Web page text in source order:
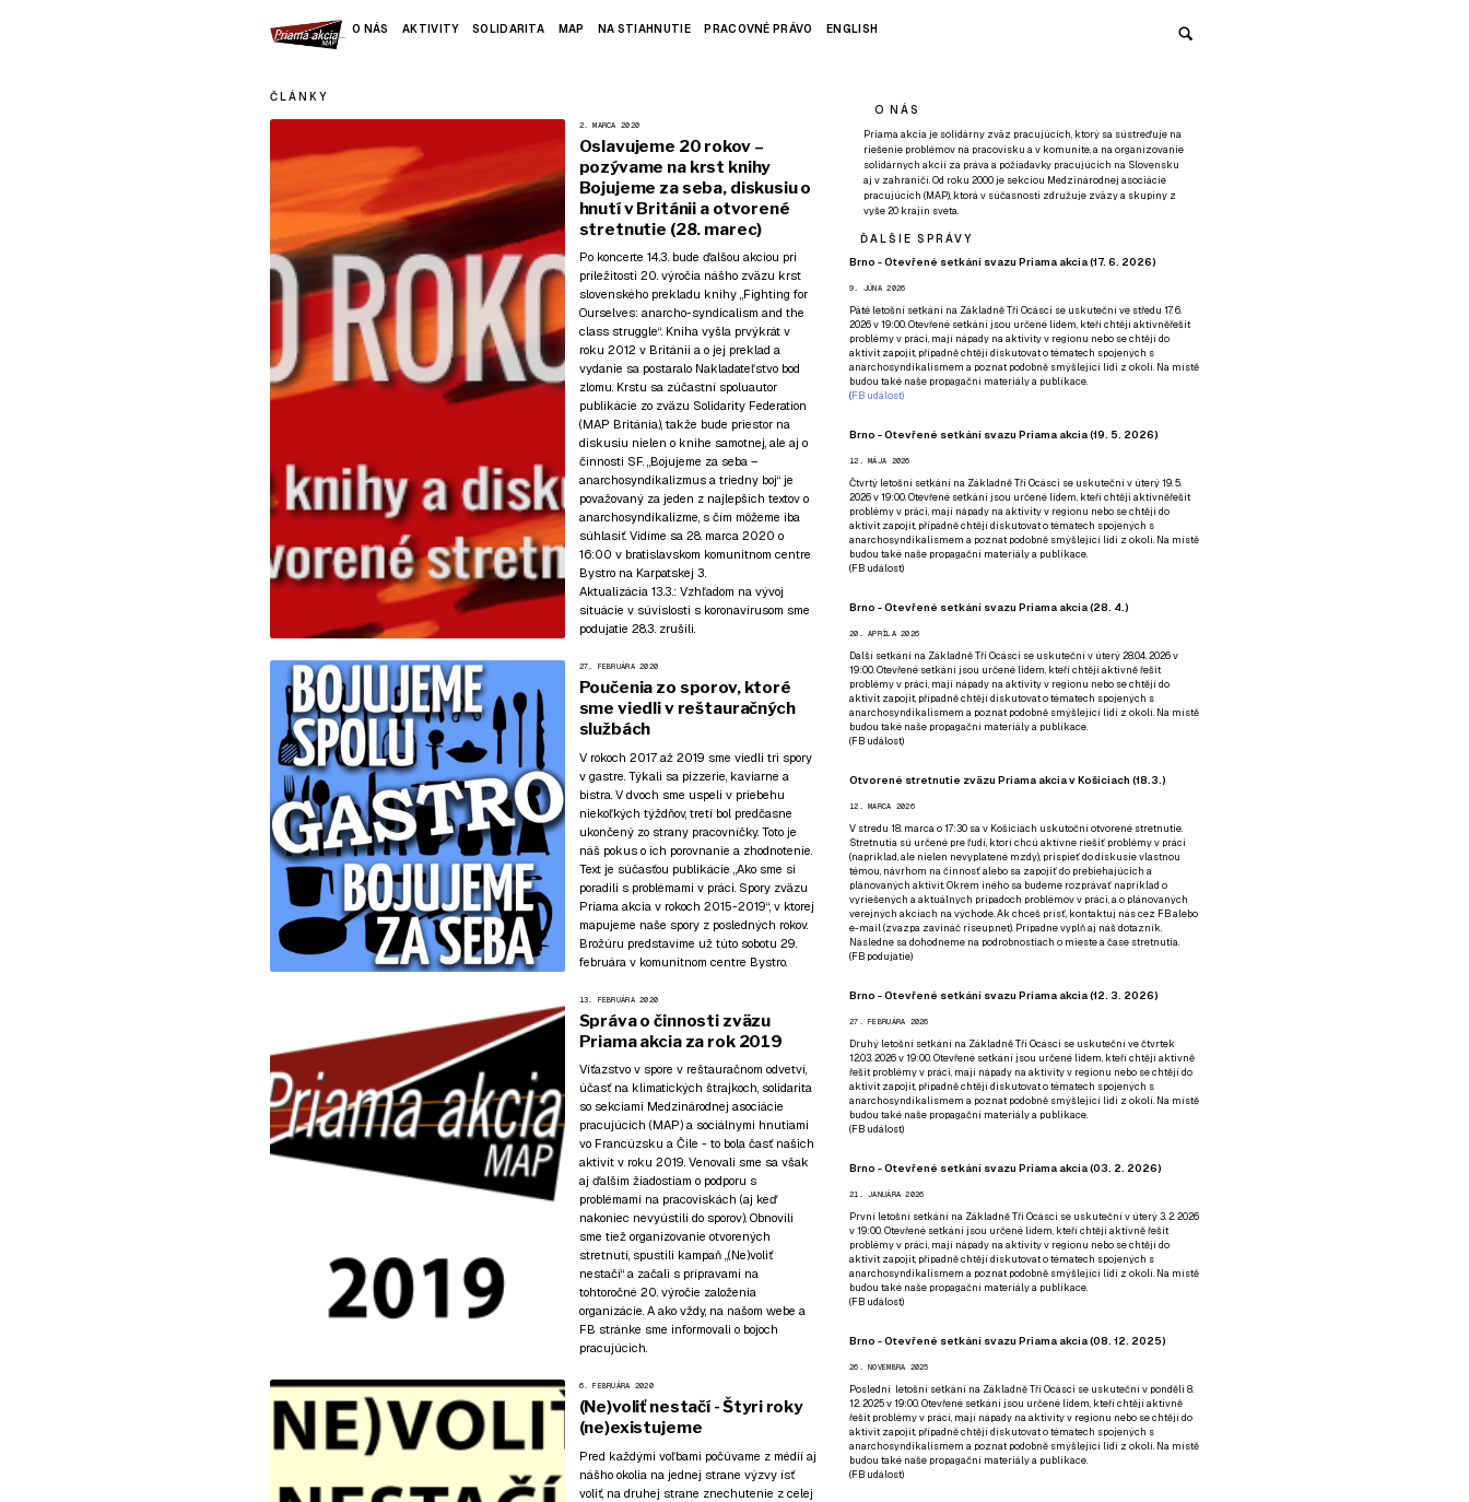
O NÁS AKTIVITY SOLIDARITA MAP NA STIAHNUTIE PRACOVNÉ PRÁVO ENGLISH
ČLÁNKY
2. MARCA 2020
Oslavujeme 20 rokov –
pozývame na krst knihy
Bojujeme za seba, diskusiu o
hnutí v Británii a otvorené
stretnutie (28. marec)
Po koncerte 14.3.bude ďalšou akciou pri
príležitosti 20. výročia nášho zväzu krst
slovenského prekladu knihy „Fighting for
Ourselves: anarcho-syndicalism and the
class struggle“. Kniha vyšla prvýkrát v
roku 2012 v Británii a o jej preklad a
vydanie sa postaralo Nakladateľstvo bod
zlomu. Krstu sa zúčastní spoluautor
publikácie zo zväzu Solidarity Federation
(MAP Británia), takže bude priestor na
diskusiu nielen o knihe samotnej, ale aj o
činnosti SF. „Bojujeme za seba –
anarchosyndikalizmus a triedny boj“ je
považovaný za jeden z najlepších textov o
anarchosyndikalizme, s čím môžeme iba
súhlasiť. Vidíme sa 28. marca 2020 o
16:00 v bratislavskom komunitnom centre
Bystrona Karpatskej 3.
Aktualizácia 13.3.: Vzhľadom na vývoj
situácie v súvislosti s koronavírusom sme
podujatie 28.3. zrušili.
27. FEBRUÁRA 2020
Poučenia zo sporov, ktoré
sme viedli v reštauračných
službách
V rokoch 2017 až 2019 sme viedli tri spory
v gastre. Týkali sa pizzerie, kaviarne a
bistra. V dvoch sme uspeli v priebehu
niekoľkých týždňov, tretí bol predčasne
ukončený zo strany pracovníčky. Toto je
náš pokus o ich porovnanie a zhodnotenie.
Text je súčasťou publikácie „Ako sme si
poradili s problémami v práci. Spory zväzu
Priama akcia v rokoch 2015-2019“, v ktorej
mapujeme naše spory z posledných rokov.
Brožúru predstavíme už túto sobotu 29.
februára v komunitnom centre Bystro.
13. FEBRUÁRA 2020
Správa o činnosti zväzu
Priama akcia za rok 2019
Víťazstvo v spore v reštauračnom odvetví,
účasť na klimatických štrajkoch, solidarita
so sekciami Medzinárodnej asociácie
pracujúcich (MAP) a sociálnymi hnutiami
vo Francúzsku a Čile - to bola časť našich
aktivít v roku 2019. Venovali sme sa však
aj ďalším žiadostiam o podporu s
problémami na pracoviskách (aj keď
nakoniec nevyústili do sporov). Obnovili
sme tiež organizovanie otvorených
stretnutí, spustili kampaň „(Ne)voliť
nestačí“ a začali s prípravami na
tohtoročné 20. výročie založenia
organizácie. A ako vždy, na našom webe a
FB stránke sme informovali o bojoch
pracujúcich.
6. FEBRUÁRA 2020
(Ne)voliť nestačí - Štyri roky
(ne)existujeme
Pred každými voľbami počúvame z médií aj
nášho okolia na jednej strane výzvy ísť
voliť, na druhej strane znechutenie z celej
O NÁS
Priama akcia je solidárny zväz pracujúcich, ktorý sa sústreďuje na
riešenie problémov na pracovisku a v komunite, a na organizovanie
solidárnych akcií za práva a požiadavky pracujúcich na Slovensku
aj v zahraničí. Od roku 2000 je sekciou Medzinárodnej asociácie
pracujúcich (MAP), ktorá v súčasnosti združuje zväzy a skupiny z
vyše 20 krajín sveta.
ĎALŠIE SPRÁVY
Brno - Otevřené setkání svazu Priama akcia (17. 6. 2026)
9. JÚNA 2026
Páté letošní setkání na Základně Tři Ocásci se uskuteční ve středu 17. 6.
2026 v 19:00. Otevřené setkání jsou určené lidem, kteří chtějí aktivněřešit
problémy v práci, mají nápady na aktivity v regionu nebo se chtějí do
aktivit zapojit, případně chtějí diskutovat o tématech spojených s
anarchosyndikalismem a poznat podobně smýšlející lidi z okolí. Na místě
budou také naše propagační materiály a publikace.
(FB událost)
Brno - Otevřené setkání svazu Priama akcia (19. 5. 2026)
12. MÁJA 2026
Čtvrtý letošní setkání na Základně Tři Ocásci se uskuteční v úterý 19. 5.
2026 v 19:00. Otevřené setkání jsou určené lidem, kteří chtějí aktivněřešit
problémy v práci, mají nápady na aktivity v regionu nebo se chtějí do
aktivit zapojit, případně chtějí diskutovat o tématech spojených s
anarchosyndikalismem a poznat podobně smýšlející lidi z okolí. Na místě
budou také naše propagační materiály a publikace.
(FB událost)
Brno - Otevřené setkání svazu Priama akcia (28. 4.)
20. APRÍLA 2026
Další setkání na Základně Tři Ocásci se uskuteční v úterý 28.04. 2026 v
19:00. Otevřené setkání jsou určené lidem, kteří chtějí aktivně řešit
problémy v práci, mají nápady na aktivity v regionu nebo se chtějí do
aktivit zapojit, případně chtějí diskutovat o tématech spojených s
anarchosyndikalismem a poznat podobně smýšlející lidi z okolí. Na místě
budou také naše propagační materiály a publikace.
(FB událost)
Otvorené stretnutie zväzu Priama akcia v Košiciach (18.3.)
12. MARCA 2026
V stredu 18. marca o 17:30 sa v Košiciach uskutoční otvorené stretnutie.
Stretnutia sú určené pre ľudí, ktorí chcú aktívne riešiť problémy v práci
(napríklad, ale nielen nevyplatené mzdy), prispieť do diskusie vlastnou
témou, návrhom na činnosť alebo sa zapojiť do prebiehajúcich a
plánovaných aktivít. Okrem iného sa budeme rozprávať napríklad o
vyriešených a aktuálnych prípadoch problémov v práci, a o plánovaných
verejných akciach na východe. Ak chceš prísť, kontaktuj nás cez FBalebo
e-mail (zvazpa zavináč riseup.net). Prípadnevyplň aj náš dotazník.
Následne sa dohodneme na podrobnostiach o mieste a čase stretnutia.
(FB podujatie)
Brno - Otevřené setkání svazu Priama akcia (12. 3. 2026)
27. FEBRUÁRA 2026
Druhý letošní setkání na Základně Tři Ocásci se uskuteční ve čtvrtek
12.03. 2026 v 19:00. Otevřené setkání jsou určené lidem, kteří chtějí aktivně
řešit problémy v práci, mají nápady na aktivity v regionu nebo se chtějí do
aktivit zapojit, případně chtějí diskutovat o tématech spojených s
anarchosyndikalismem a poznat podobně smýšlející lidi z okolí. Na místě
budou také naše propagační materiály a publikace.
(FB událost)
Brno - Otevřené setkání svazu Priama akcia (03. 2. 2026)
21. JANUÁRA 2026
První letošní setkání na Základně Tři Ocásci se uskuteční v úterý 3. 2. 2026
v 19:00. Otevřené setkání jsou určené lidem, kteří chtějí aktivně řešit
problémy v práci, mají nápady na aktivity v regionu nebo se chtějí do
aktivit zapojit, případně chtějí diskutovat o tématech spojených s
anarchosyndikalismem a poznat podobně smýšlející lidi z okolí. Na místě
budou také naše propagační materiály a publikace.
(FB událost)
Brno - Otevřené setkání svazu Priama akcia (08. 12. 2025)
26. NOVEMBRA 2025
Poslední letošní setkání na Základně Tři Ocásci se uskuteční v ponděli 8.
12. 2025 v 19:00. Otevřené setkání jsou určené lidem, kteří chtějí aktivně
řešit problémy v práci, mají nápady na aktivity v regionu nebo se chtějí do
aktivit zapojit, případně chtějí diskutovat o tématech spojených s
anarchosyndikalismem a poznat podobně smýšlející lidi z okolí. Na místě
budou také naše propagační materiály a publikace.
(FB událost)